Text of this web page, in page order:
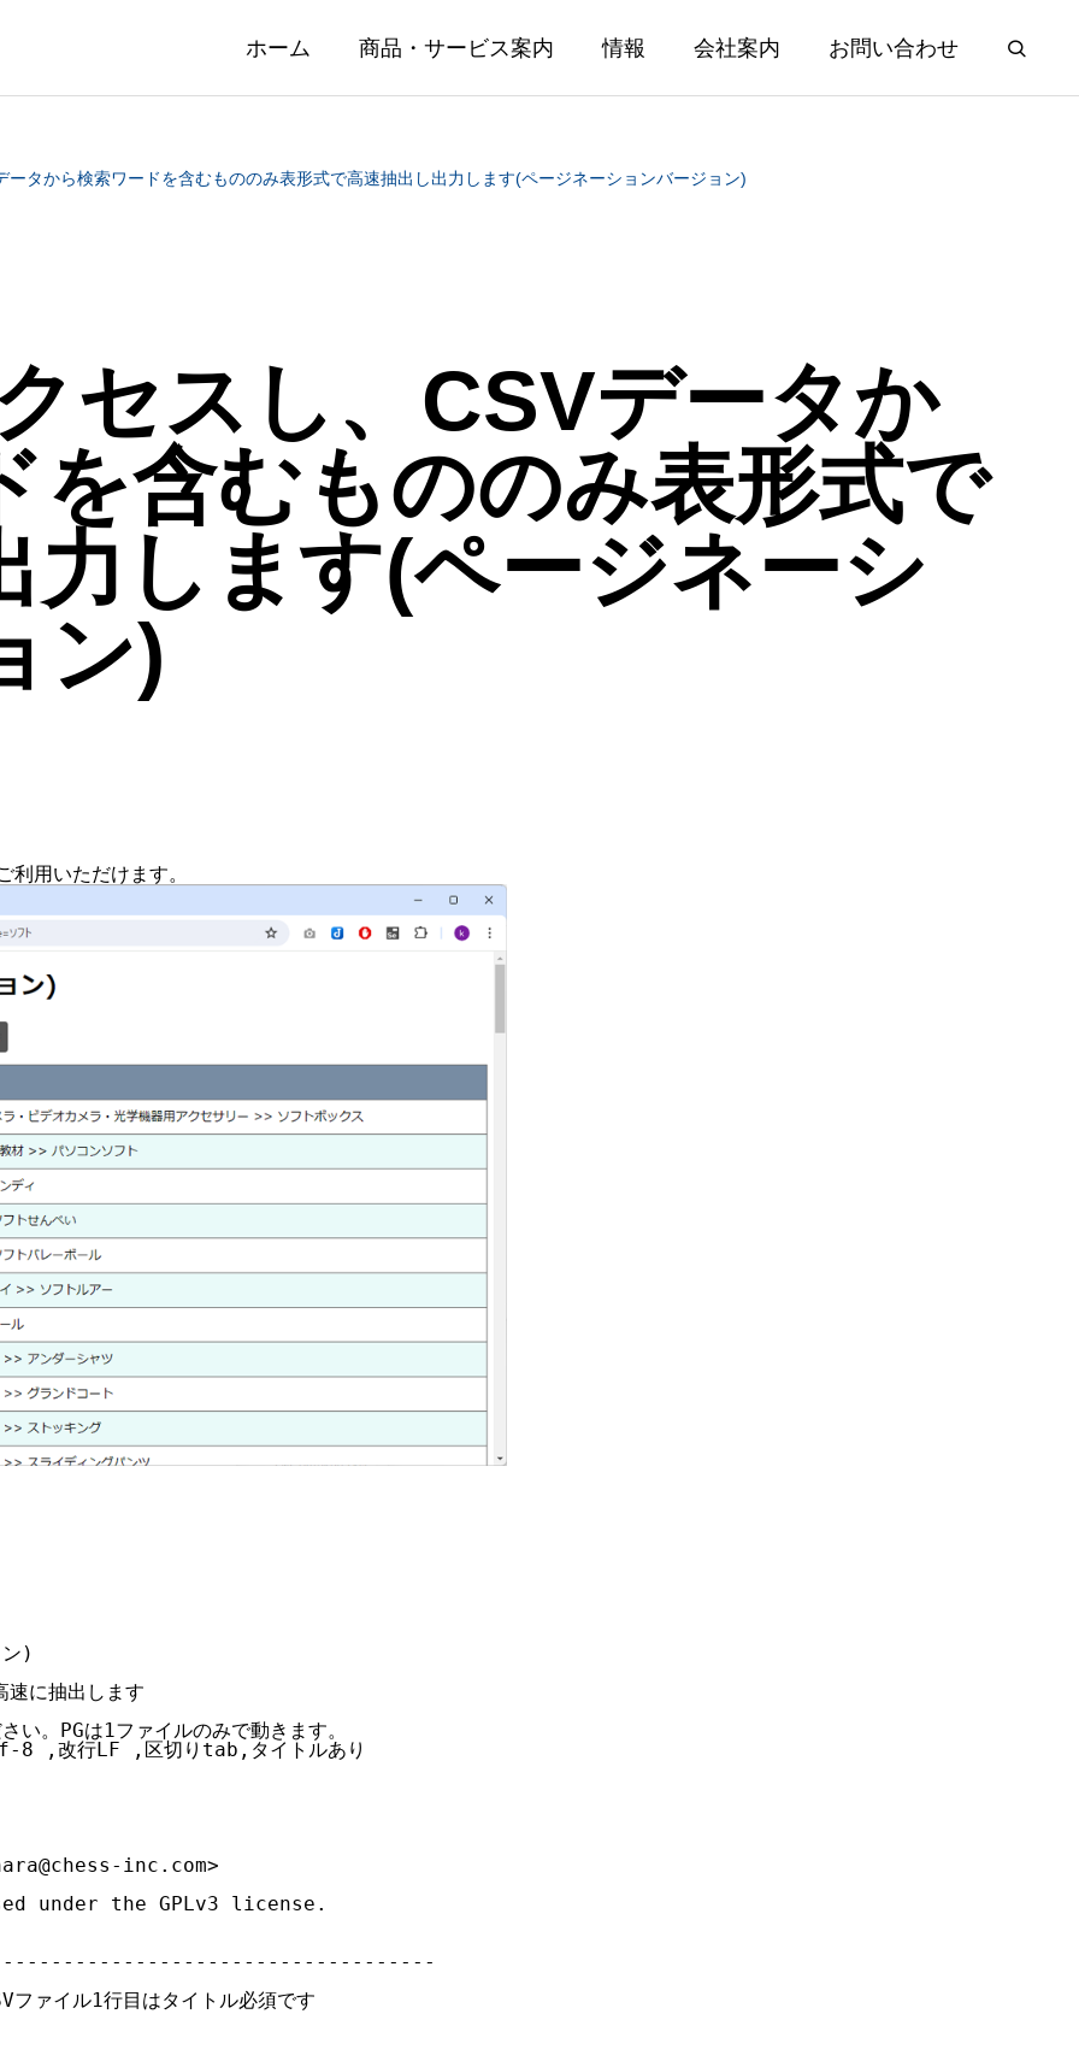
ホーム 商品・サービス案内 情報 会社案内 お問い合わせ
ータから検索ワードを含むもののみ表形式で高速抽出し出力します(ページネーションバージョン)
セスし、CSVデータか
を含むもののみ表形式で
力します(ページネーシ
ン)
利用いただけます。